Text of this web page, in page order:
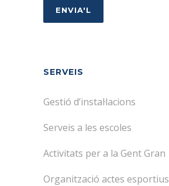
SERVEIS
Gestió d’instal·lacions
Serveis a les escoles
Activitats per a la Gent Gran
Organització actes esportius